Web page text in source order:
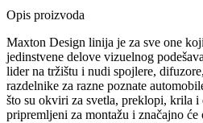
Opis proizvoda
Maxton Design linija je za sve one
jedinstvene delove vizuelnog
lider na tržištu i nudi spojlere,
razdelnike za razne poznate
što su okviri za svetla, preklopi, krila
pripremljeni za montažu i značajno